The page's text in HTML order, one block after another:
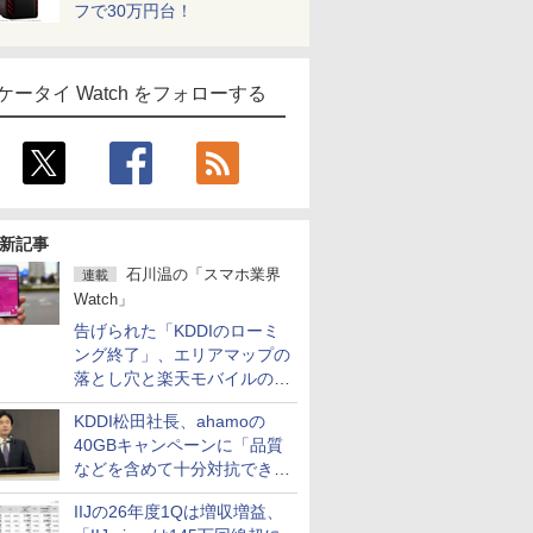
フで30万円台！
ータイ Watch をフォローする
記事
連載
石川温の「スマホ業界
Watch」
告げられた「KDDIのローミ
ング終了」、エリアマップの
落とし穴と楽天モバイルの課
題
KDDI松田社長、ahamoの
40GBキャンペーンに「品質
などを含めて十分対抗でき
る」
IIJの26年度1Qは増収増益、